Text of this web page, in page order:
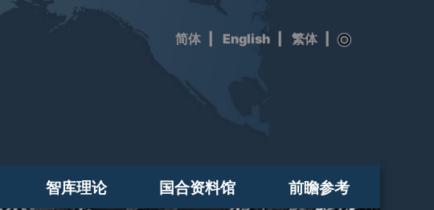
English
智库理论 国合资料馆 前瞻参考